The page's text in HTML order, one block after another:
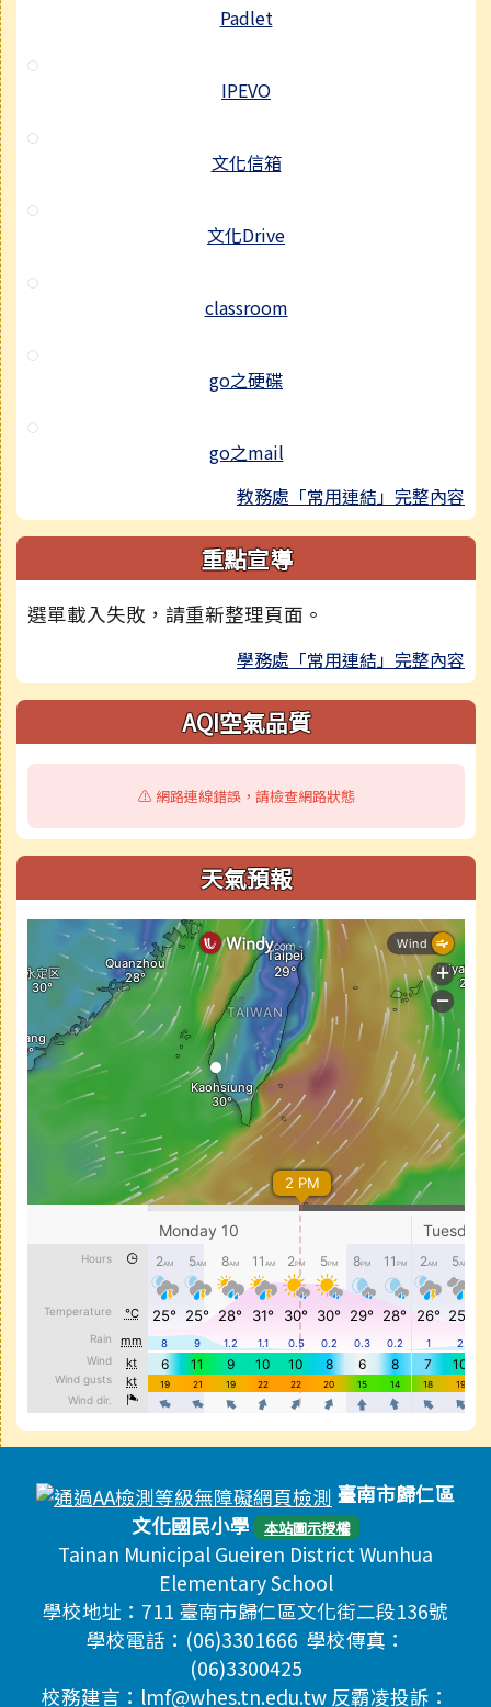
Padlet
IPEVO
文化信箱
文化Drive
classroom
go之硬碟
go之mail
教務處「常用連結」完整內容
重點宣導
選單載入失敗，請重新整理頁面。
學務處「常用連結」完整內容
AQI空氣品質
⚠️ 網路連線錯誤，請檢查網路狀態
天氣預報
頁尾區域內容
臺南市歸仁區
文化國民小學 本站圖示授權
Tainan Municipal Gueiren District Wunhua
Elementary School
學校地址：711 臺南市歸仁區文化街二段136號
學校電話：(06)3301666 學校傳真：
(06)3300425
校務建言：lmf@whes.tn.edu.tw 反霸凌投訴：